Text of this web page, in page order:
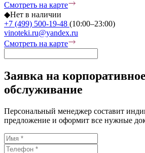
Смотреть на карте
◆Нет в наличии
+7 (499) 500-19-48 (10:00–23:00)
vinoteki.ru@yandex.ru
Смотреть на карте
Заявка на корпоративное
обслуживание
Персональный менеджер составит
предложение и оформит все нужные